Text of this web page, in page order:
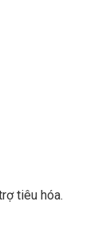
tiêu hóa.